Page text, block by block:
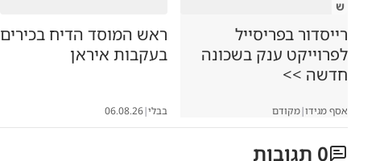
ש
רייסדור בפריסייל
לפרוייקט ענק בשכונה
חדשה >>
אסף מגידו|מקודם
ראש המוסד הדיח בכירים
בעקבות איראן
בבלי|
06.08.26
0 תגובות